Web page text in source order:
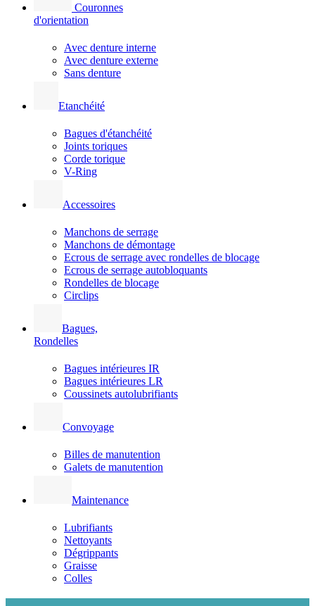
Couronnes
d'orientation
Avec denture interne
Avec denture externe
Sans denture
Etanchéité
Bagues d'étanchéité
Joints toriques
Corde torique
V-Ring
Accessoires
Manchons de serrage
Manchons de démontage
Ecrous de serrage avec rondelles de blocage
Ecrous de serrage autobloquants
Rondelles de blocage
Circlips
Bagues,
Rondelles
Bagues intérieures IR
Bagues intérieures LR
Coussinets autolubrifiants
Convoyage
Billes de manutention
Galets de manutention
Maintenance
Lubrifiants
Nettoyants
Dégrippants
Graisse
Colles